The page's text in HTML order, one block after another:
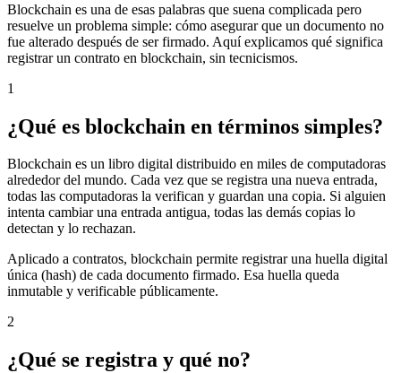
Blockchain es una de esas palabras que suena complicada pero
resuelve un problema simple: cómo asegurar que un documento no
fue alterado después de ser firmado. Aquí explicamos qué significa
registrar un contrato en blockchain, sin tecnicismos.
1
¿Qué es blockchain en términos simples?
Blockchain es un libro digital distribuido en miles de computadoras
alrededor del mundo. Cada vez que se registra una nueva entrada,
todas las computadoras la verifican y guardan una copia. Si alguien
intenta cambiar una entrada antigua, todas las demás copias lo
detectan y lo rechazan.
Aplicado a contratos, blockchain permite registrar una huella digital
única (hash) de cada documento firmado. Esa huella queda
inmutable y verificable públicamente.
2
¿Qué se registra y qué no?